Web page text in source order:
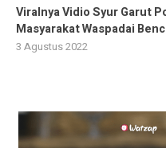
Viralnya Vidio Syur Garut
Masyarakat Waspadai
3 Agustus 2022